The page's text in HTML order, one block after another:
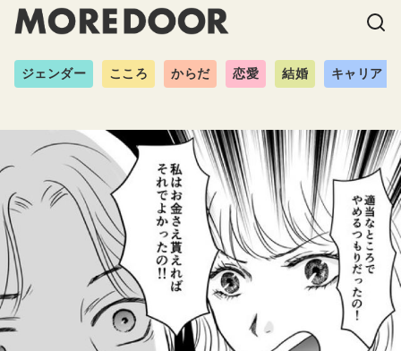
ジェンダー こころ からだ 恋愛 結婚 キャリア